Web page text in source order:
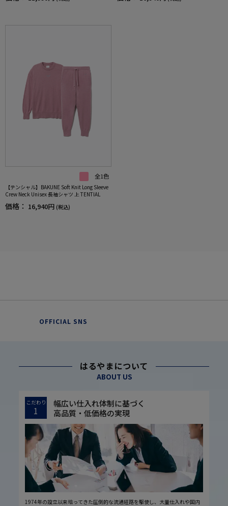
全1色
【テンシャル】BAKUNE Soft Knit Long Sleeve
Crew Neck Unisex 長袖シャツ 上 TENTIAL
価格： 16,940円 (税込)
OFFICIAL SNS
はるやまについて
ABOUT US
こだわり
1
幅広い仕入れ体制に基づく
高品質・低価格の実現
1974年の設立以来培ってきた圧倒的な流通経路を駆使し、大量仕入れや国内